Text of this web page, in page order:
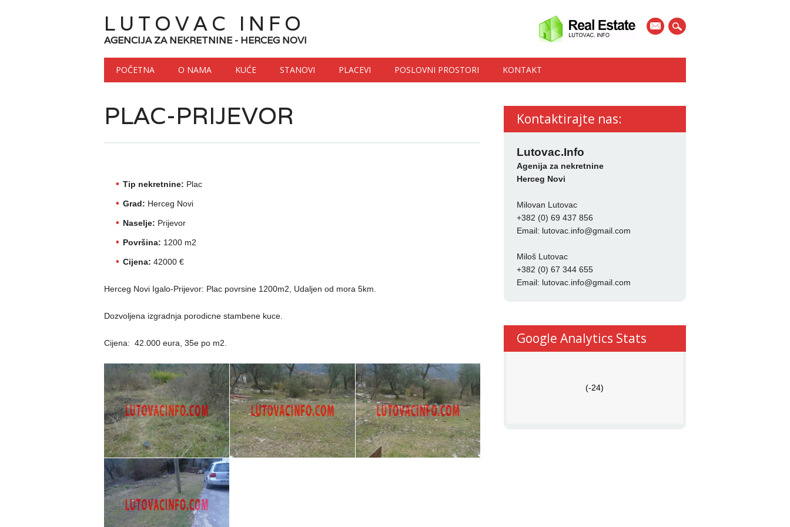
mail
LUTOVAC INFO
AGENCIJA ZA NEKRETNINE - HERCEG NOVI
Main menu
Skip to content
POČETNA O NAMA KUĆE STANOVI PLACEVI POSLOVNI PROSTORI KONTAKT
PLAC-PRIJEVOR
Tip nekretnine: Plac
Grad: Herceg Novi
Naselje: Prijevor
Površina: 1200 m2
Cijena: 42000 €
Herceg Novi Igalo-Prijevor: Plac povrsine 1200m2, Udaljen od mora 5km.
Dozvoljena izgradnja porodicne stambene kuce.
Cijena: 42.000 eura, 35e po m2.
Kontaktirajte nas:
Lutovac.Info
Agenija za nekretnine
Herceg Novi
Milovan Lutovac
+382 (0) 69 437 856
Email: lutovac.info@gmail.com
Miloš Lutovac
+382 (0) 67 344 655
Email: lutovac.info@gmail.com
Google Analytics Stats
(-24)